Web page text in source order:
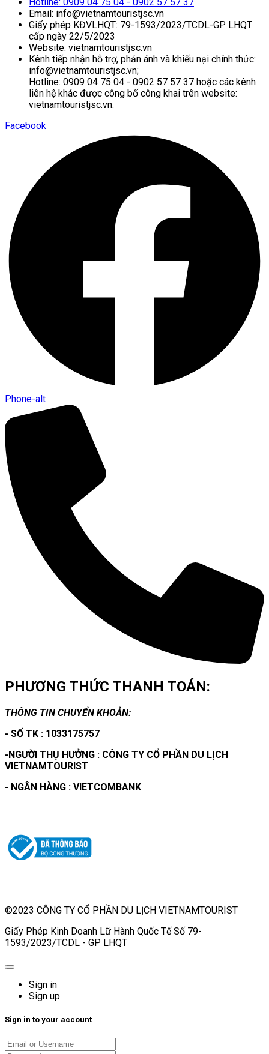
Hotline: 0909 04 75 04 - 0902 57 57 37
Email: info@vietnamtouristjsc.vn
Giấy phép KĐVLHQT: 79-1593/2023/TCDL-GP LHQT
cấp ngày 22/5/2023
Website: vietnamtouristjsc.vn
Kênh tiếp nhận hỗ trợ, phản ánh và khiếu nại chính thức:
info@vietnamtouristjsc.vn;
Hotline: 0909 04 75 04 - 0902 57 57 37 hoặc các kênh
liên hệ khác được công bố công khai trên website:
vietnamtouristjsc.vn.
Facebook
Phone-alt
PHƯƠNG THỨC THANH TOÁN:
THÔNG TIN CHUYỂN KHOẢN:
- SỐ TK : 1033175757
-NGƯỜI THỤ HƯỞNG : CÔNG TY CỔ PHẦN DU LỊCH
VIETNAMTOURIST
- NGÂN HÀNG : VIETCOMBANK
©2023 CÔNG TY CỔ PHẦN DU LỊCH VIETNAMTOURIST
Giấy Phép Kinh Doanh Lữ Hành Quốc Tế Số 79-
1593/2023/TCDL - GP LHQT
Sign in
Sign up
Sign in to your account